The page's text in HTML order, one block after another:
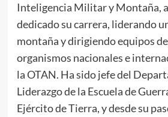
Inteligencia Militar y Montaña,
dedicado su carrera, liderando
montaña y dirigiendo equipos
organismos nacionales e
la OTAN. Ha sido jefe del
Liderazgo de la Escuela de
Ejército de Tierra, y desde su